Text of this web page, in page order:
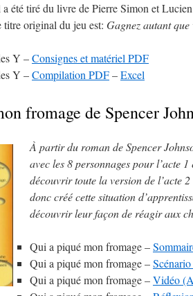
été tiré du livre de Pierre Simon et
titre original du jeu est: Gagnez autant que
Y –Consignes et matériel PDF
Y –Compilation PDF–Excel
fromage de Spencer
À partir du roman de Spencer
avec les 8 personnages pour l’acte
découvrir toute la version de l’acte
donc créé cette situation
découvrir leur façon de réagir aux
Qui a piqué mon fromage –
Qui a piqué mon fromage –
Qui a piqué mon fromage –Vidéo